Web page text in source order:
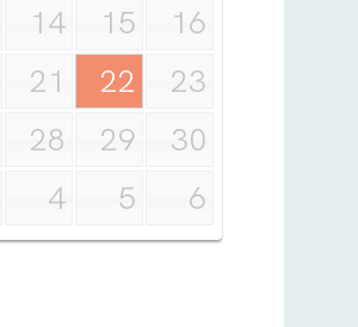
14 15
16
21 22
23
28 29
30
4 5 6